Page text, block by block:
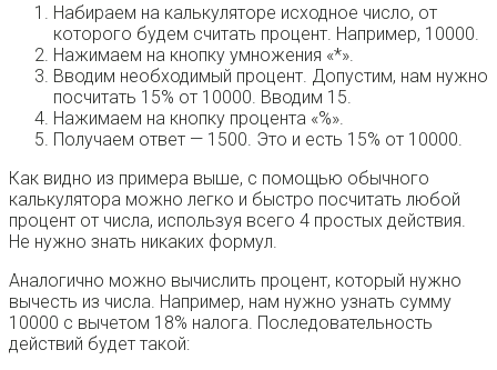
Набираем на калькуляторе исходное число, от
которого будем считать процент. Например, 10000.
Нажимаем на кнопку умножения «*».
Вводим необходимый процент. Допустим, нам нужно
посчитать 15% от 10000. Вводим 15.
Нажимаем на кнопку процента «%».
Получаем ответ — 1500. Это и есть 15% от 10000.
Как видно из примера выше, с помощью обычного
калькулятора можно легко и быстро посчитать любой
процент от числа, используя всего 4 простых действия.
Не нужно знать никаких формул.
Аналогично можно вычислить процент, который нужно
вычесть из числа. Например, нам нужно узнать сумму
10000 с вычетом 18% налога. Последовательность
действий будет такой: